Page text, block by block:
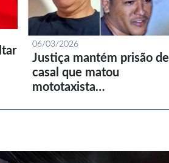
06/03/2026
Justiça mantém prisão de
casal que matou
mototaxista…